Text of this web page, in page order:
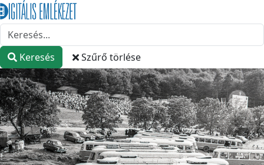
Keresés Szűrő törlése